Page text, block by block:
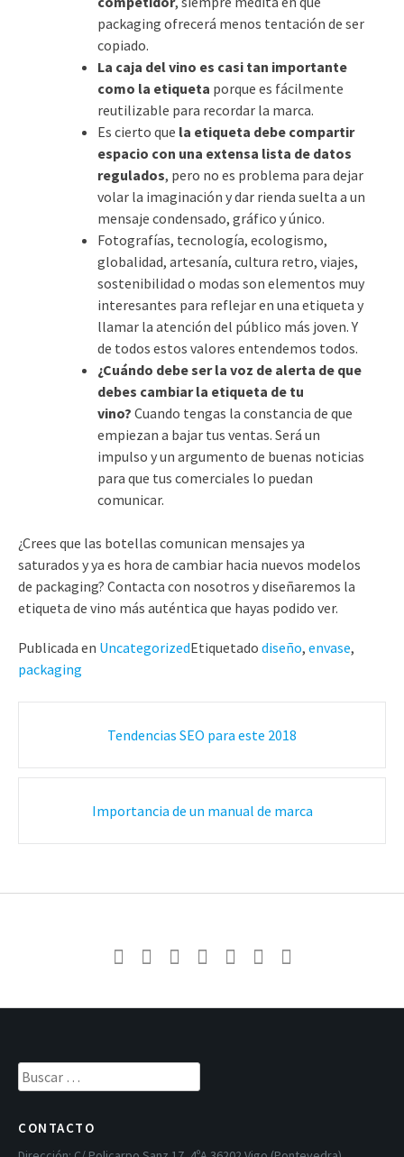
packaging ofrecerá menos tentación de ser
copiado.
La caja del vino es casi tan importante
como la etiqueta porque es fácilmente
reutilizable para recordar la marca.
Es cierto que la etiqueta debe compartir
espacio con una extensa lista de datos
regulados, pero no es problema para dejar
volar la imaginación y dar rienda suelta a un
mensaje condensado, gráfico y único.
Fotografías, tecnología, ecologismo,
globalidad, artesanía, cultura retro, viajes,
sostenibilidad o modas son elementos muy
interesantes para reflejar en una etiqueta y
llamar la atención del público más joven. Y
de todos estos valores entendemos todos.
¿Cuándo debe ser la voz de alerta de que
debes cambiar la etiqueta de tu
vino? Cuando tengas la constancia de que
empiezan a bajar tus ventas. Será un
impulso y un argumento de buenas noticias
para que tus comerciales lo puedan
comunicar.
¿Crees que las botellas comunican mensajes ya
saturados y ya es hora de cambiar hacia nuevos modelos
de packaging? Contacta con nosotros y diseñaremos la
etiqueta de vino más auténtica que hayas podido ver.
Publicada en UncategorizedEtiquetado diseño, envase,
packaging
correos
Tendencias SEO para este 2018
Importancia de un manual de marca
Buscar:
CONTACTO